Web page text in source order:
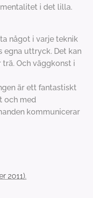
i det lilla.
något i varje teknik
egna uttryck. Det kan
Och väggkonst i
är ett fantastiskt
och med
kommunicerar
2011).